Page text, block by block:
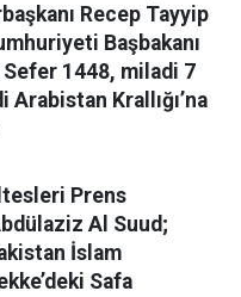
Recep Tayyip
Başbakanı
1448, miladi 7
Krallığı’na
Prens
Al Suud;
İslam
Safa